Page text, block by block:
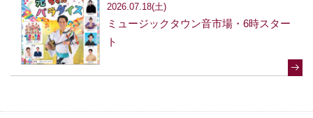
2026.07.18(土)
ミュージックタウン音市場・6時スター
ト